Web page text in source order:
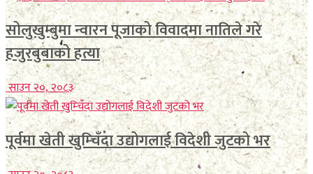
सोलुखुम्बुमा न्वारन पूजाको विवादमा नातिले गरे
हजुरबुबाको हत्या
साउन २०, २०८३
पूर्वमा खेती खुम्चिँदा उद्योगलाई विदेशी जुटको भर